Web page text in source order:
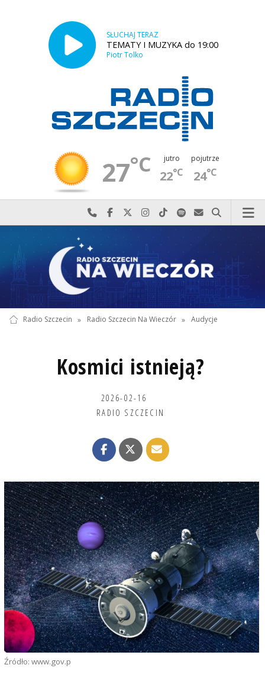
SŁUCHAJ TERAZ
TEMATY I MUZYKA do 19:00
Piotr Tolko
27°C jutro
22°C
pojutrze
24°C
Najlepiej po prostu do nas zadzwoń
Odwiedź nas na Facebook-u
Odwiedź nas na X
Odwiedź nas na Instagram-ie
Odwiedź nas na TikTok-u
Szukaj nas na Spotify
Wyślij do nas
Szukaj
Radio Szczecin » Radio Szczecin Na Wieczór » Audycje
Kosmici istnieją?
2026-02-16
RADIO SZCZECIN
Źródło: www.gov.p